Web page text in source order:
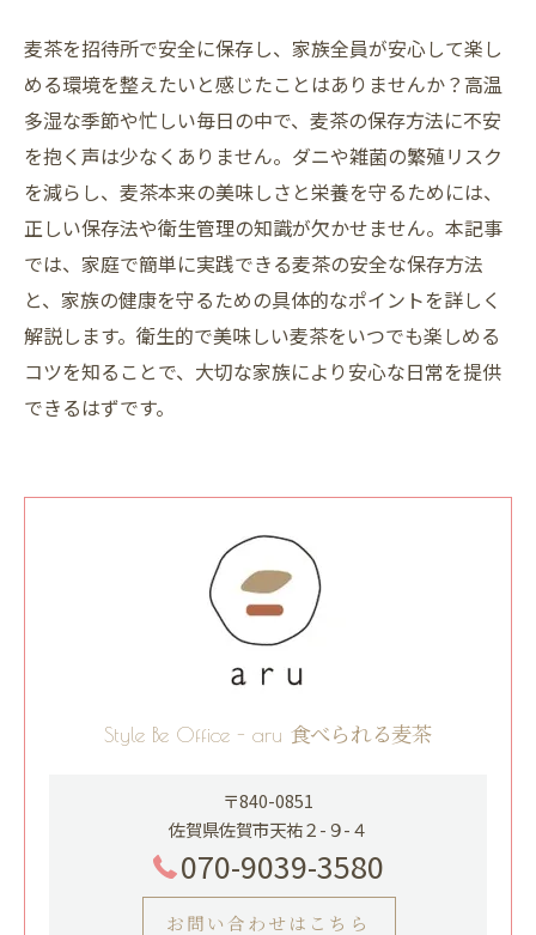
麦茶を招待所で安全に保存し、家族全員が安心して楽し
める環境を整えたいと感じたことはありませんか？高温
多湿な季節や忙しい毎日の中で、麦茶の保存方法に不安
を抱く声は少なくありません。ダニや雑菌の繁殖リスク
を減らし、麦茶本来の美味しさと栄養を守るためには、
正しい保存法や衛生管理の知識が欠かせません。本記事
では、家庭で簡単に実践できる麦茶の安全な保存方法
と、家族の健康を守るための具体的なポイントを詳しく
解説します。衛生的で美味しい麦茶をいつでも楽しめる
コツを知ることで、大切な家族により安心な日常を提供
できるはずです。
Style Be Office - aru 食べられる麦茶
〒840-0851
佐賀県佐賀市天祐２-９-４
070-9039-3580
お問い合わせはこちら